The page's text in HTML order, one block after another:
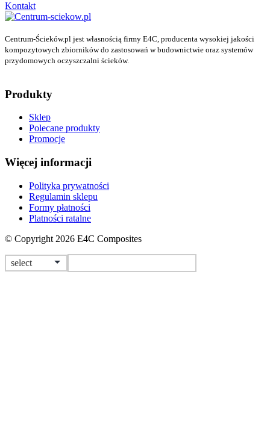
Kontakt
Centrum-Ścieków.pl jest własnością firmy E4C, producenta wysokiej jakości
kompozytowych zbiorników do zastosowań w budownictwie oraz systemów
przydomowych oczyszczalni ścieków.
Produkty
Sklep
Polecane produkty
Promocje
Więcej informacji
Polityka prywatności
Regulamin sklepu
Formy płatności
Platności ratalne
© Copyright 2026 E4C Composites